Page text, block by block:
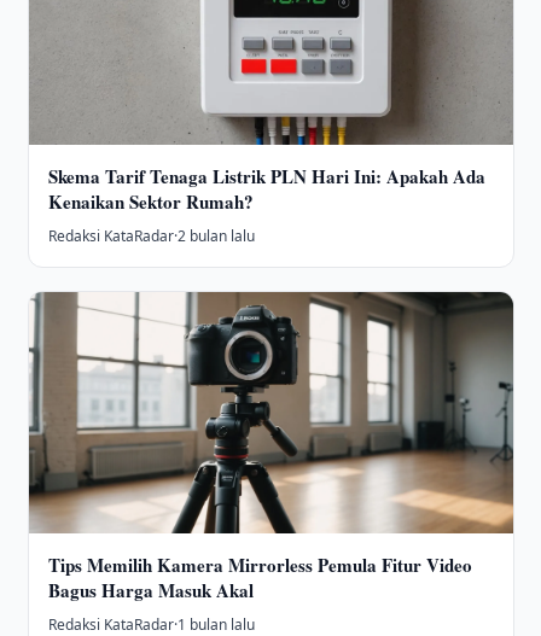
Skema Tarif Tenaga Listrik PLN Hari Ini: Apakah Ada
Kenaikan Sektor Rumah?
Redaksi KataRadar·2 bulan lalu
Tips Memilih Kamera Mirrorless Pemula Fitur Video
Bagus Harga Masuk Akal
Redaksi KataRadar·1 bulan lalu